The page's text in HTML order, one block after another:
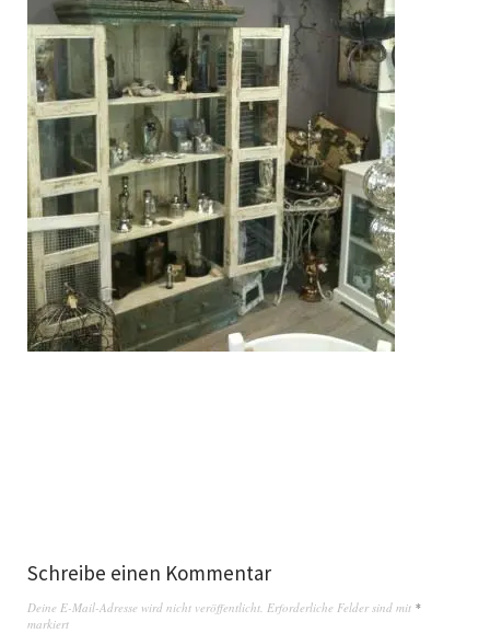
Schreibe einen Kommentar
Deine E-Mail-Adresse wird nicht veröffentlicht. Erforderliche Felder sind mit *
markiert